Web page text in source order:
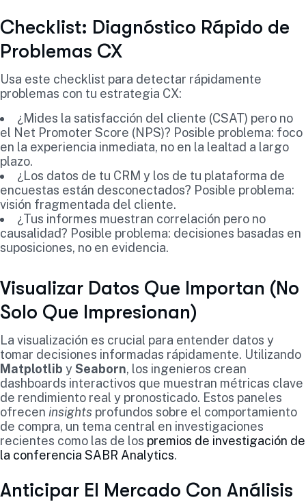
Checklist: Diagnóstico Rápido de
Problemas CX
Usa este checklist para detectar rápidamente
problemas con tu estrategia CX:
¿Mides la satisfacción del cliente (CSAT) pero no
el Net Promoter Score (NPS)? Posible problema: foco
en la experiencia inmediata, no en la lealtad a largo
plazo.
¿Los datos de tu CRM y los de tu plataforma de
encuestas están desconectados? Posible problema:
visión fragmentada del cliente.
¿Tus informes muestran correlación pero no
causalidad? Posible problema: decisiones basadas en
suposiciones, no en evidencia.
Visualizar Datos Que Importan (No
Solo Que Impresionan)
La visualización es crucial para entender datos y
tomar decisiones informadas rápidamente. Utilizando
Matplotlib ySeaborn, los ingenieros crean
dashboards interactivos que muestran métricas clave
de rendimiento real y pronosticado. Estos paneles
ofrecen insights profundos sobre el comportamiento
de compra, un tema central en investigaciones
recientes como las de los premios de investigación de
la conferencia SABR Analytics.
Anticipar El Mercado Con Análisis